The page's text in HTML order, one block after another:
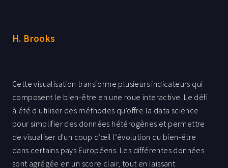
H. Brooks
Cette visualisation transforme plusieurs indicateurs qui
composent le bien-être en une roue interactive. Le défi
à été d'utiliser des méthodes qu'offre la data science
pour simplifier des données hétérogènes et permettre
de visualiser d'un coup d’œil l’évolution du bien-être
dans certains pays Européens. Les différentes données
sont agrégée en un score clair, tout en laissant